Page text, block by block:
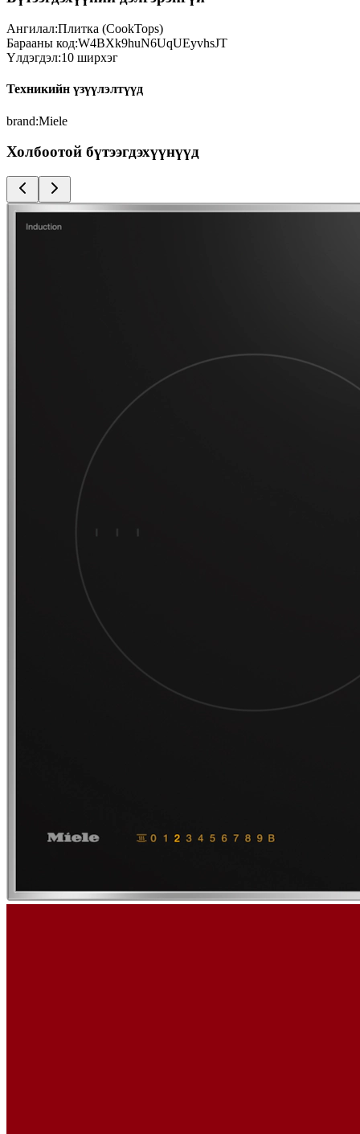
Ангилал:Плитка (CookTops)
Барааны код:W4BXk9huN6UqUEyvhsJT
Үлдэгдэл:10 ширхэг
Техникийн үзүүлэлтүүд
brand:Miele
Холбоотой бүтээгдэхүүнүүд